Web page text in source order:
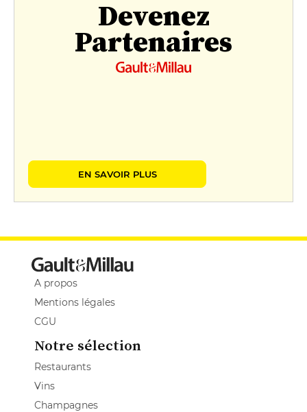
Devenez
Partenaires
EN SAVOIR PLUS
A propos
Mentions légales
CGU
Notre sélection
Restaurants
Vins
Champagnes